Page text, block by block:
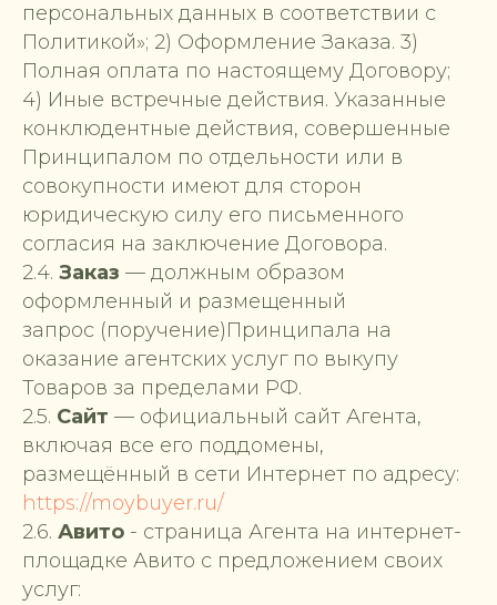
персональных данных в соответствии с
Политикой»; 2) Оформление Заказа. 3)
Полная оплата по настоящему Договору;
4) Иные встречные действия. Указанные
конклюдентные действия, совершенные
Принципалом по отдельности или в
совокупности имеют для сторон
юридическую силу его письменного
согласия на заключение Договора.
2.4. Заказ — должным образом
оформленный и размещенный
запрос (поручение)Принципала на
оказание агентских услуг по выкупу
Товаров за пределами РФ.
2.5. Сайт — официальный сайт Агента,
включая все его поддомены,
размещённый в сети Интернет по адресу:
https://moybuyer.ru/
2.6. Авито - страница Агента на интернет-
площадке Авито с предложением своих
услуг: